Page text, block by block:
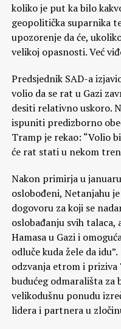
koliko je put ka bilo
geopolitička suparnika
upozorenje da će,
velikoj opasnosti. Već
Predsjednik SAD-a
volio da se rat u Gazi
desiti relativno uskoro.
ispuniti predizborno
Tramp je rekao: “Volio
će rat stati u nekom
Nakon primirja u
oslobođeni, Netanjahu
dogovoru za koji se
oslobađanju svih
Hamasa u Gazi i
odluče kuda žele da
odzvanja etrom i
budućeg odmarališta za
velikodušnu ponudu
lidera i partnera u